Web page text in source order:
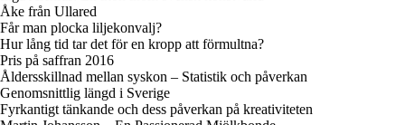
Åke från Ullared
Får man plocka liljekonvalj?
Hur lång tid tar det för en kropp att förmultna?
Pris på saffran 2016
Åldersskillnad mellan syskon – Statistik och påverkan
Genomsnittlig längd i Sverige
Fyrkantigt tänkande och dess påverkan på kreativiteten